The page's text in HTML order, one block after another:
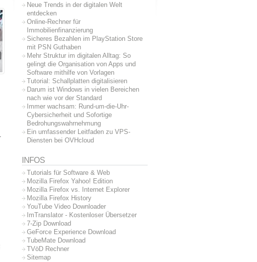
Neue Trends in der digitalen Welt
entdecken
Online-Rechner für
Immobilienfinanzierung
Sicheres Bezahlen im PlayStation Store
mit PSN Guthaben
Mehr Struktur im digitalen Alltag: So
gelingt die Organisation von Apps und
Software mithilfe von Vorlagen
Tutorial: Schallplatten digitalisieren
Darum ist Windows in vielen Bereichen
nach wie vor der Standard
Immer wachsam: Rund-um-die-Uhr-
Cybersicherheit und Sofortige
Bedrohungswahrnehmung
Ein umfassender Leitfaden zu VPS-
Diensten bei OVHcloud
INFOS
Tutorials für Software & Web
Mozilla Firefox Yahoo! Edition
Mozilla Firefox vs. Internet Explorer
Mozilla Firefox History
YouTube Video Downloader
ImTranslator - Kostenloser Übersetzer
7-Zip Download
GeForce Experience Download
TubeMate Download
TVöD Rechner
Sitemap